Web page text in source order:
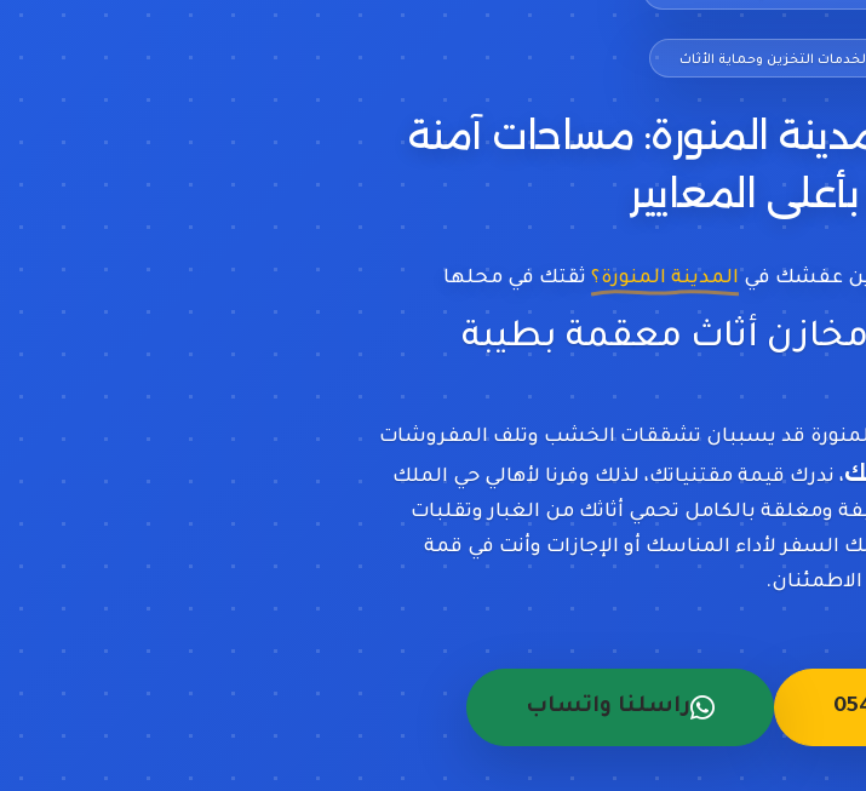
التخزين وحماية الأثاث
المنورة: مساحات آمنة
المعايير
عفشك في المدينة المنورة؟ ثقتك في محلها
مخازن أثاث معقمة ب
المنورة قد يسببان تشققات الخشب وتلف المفروشات
، ندرك قيمة مقتنياتك، لذلك وفرنا لأهالي حي الملك
ومغلقة بالكامل تحمي أثاثك من الغبار وتقلبات
لأداء المناسك أو الإجازات وأنت في قمة
الاطمئنان.
راسلنا واتساب